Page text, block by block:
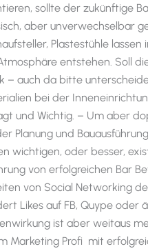
sollte der zukünftige
aber unverwechselbar
Plastestühle
entstehen. Soll
– auch da bitte
bei der
und Wichtig. – Um aber
Planung und
wichtigen, oder besser,
von erfolgreichen Bar
von Social Networking
Likes auf FB, Quype oder
ist aber weitaus
Marketing Profi mit